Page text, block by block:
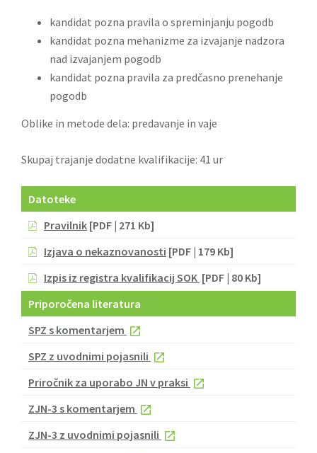
kandidat pozna pravila o spreminjanju pogodb
kandidat pozna mehanizme za izvajanje nadzora
nad izvajanjem pogodb
kandidat pozna pravila za predčasno prenehanje
pogodb
Oblike in metode dela: predavanje in vaje
Skupaj trajanje dodatne kvalifikacije: 41 ur
Datoteke
Pravilnik [PDF | 271 Kb]
Izjava o nekaznovanosti [PDF | 179 Kb]
Izpis iz registra kvalifikacij SOK [PDF | 80 Kb]
Priporočena literatura
SPZ s komentarjem
SPZ z uvodnimi pojasnili
Priročnik za uporabo JN v praksi
ZJN-3 s komentarjem
ZJN-3 z uvodnimi pojasnili